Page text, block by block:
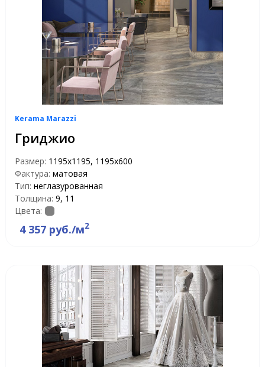
Kerama Marazzi
Гриджио
Размер: 1195x1195, 1195x600
Фактура: матовая
Тип: неглазурованная
Толщина: 9, 11
Цвета:
4 357 руб./м2